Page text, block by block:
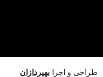
طراحی و اجرا بهپردازان